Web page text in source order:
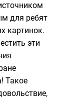
для ребят
картинок.
эти
Такое